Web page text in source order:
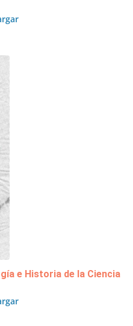
e Historia de la Ciencia